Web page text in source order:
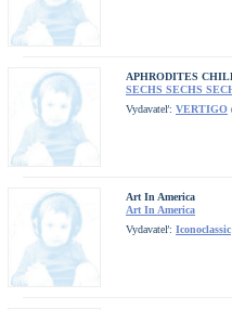
APHRODITES
SECHS SECHS
Vydavateľ: VERTIGO
Art In America
Art In America
Vydavateľ: Iconoclassic